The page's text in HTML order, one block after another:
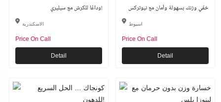
وداعًا للكرش مع سيليري!
الاسكندرية
Price On Call
Detail
خفّي وزنك بسهولة وأمان مع نيوتركس
اسيوط
Price On Call
Detail